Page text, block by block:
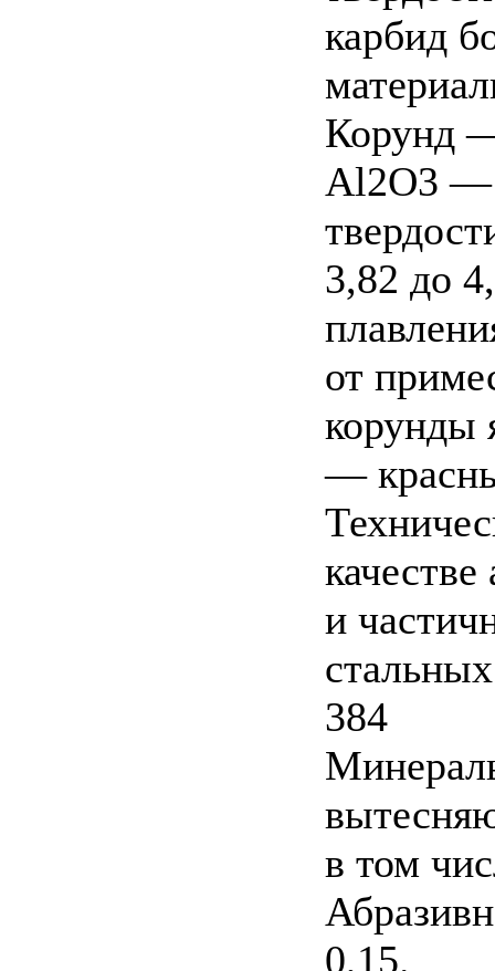
карбид
Корунд
Al2O3 —
3,82 до
от
корунды
—
и
384
в том
0,15.